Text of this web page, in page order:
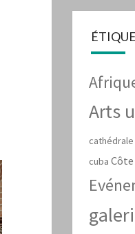
Arts
cathédrale
cuba